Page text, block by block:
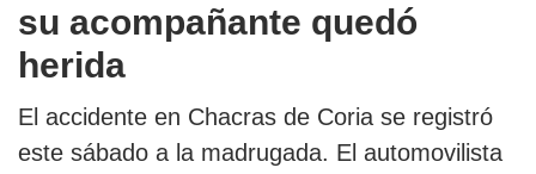
su acompañante quedó
herida
El accidente en Chacras de Coria se registró
este sábado a la madrugada. El automovilista